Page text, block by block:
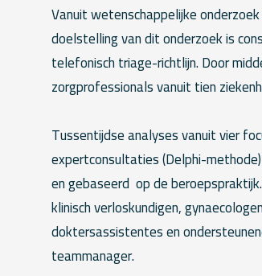
Vanuit wetenschappelijke
doelstelling van dit onderzoek is
telefonisch triage-richtlijn. Door
zorgprofessionals vanuit tien
Tussentijdse analyses vanuit vier
expertconsultaties (Delphi-
en gebaseerd op de
klinisch verloskundigen,
doktersassistentes en
teammanager.